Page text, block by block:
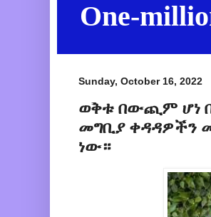
One-
Sunday, October 16, 2022
ወቅቱ በውጪም ሆነ
መግቢያ ቀዳዳዎችን
ነው።